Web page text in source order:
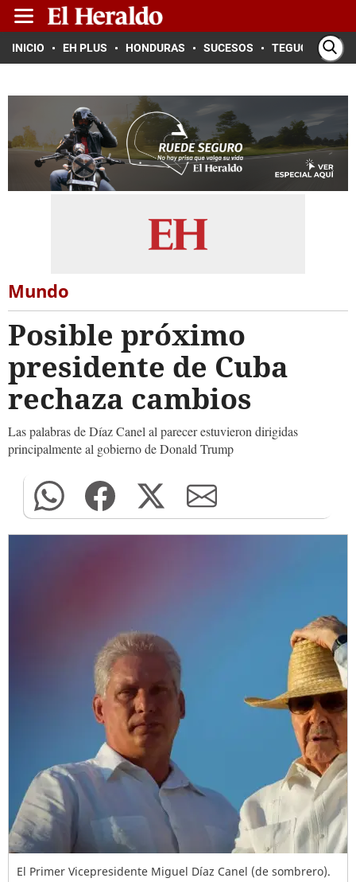
INICIO EH PLUS HONDURAS SUCESOS TEGUCIGALPA
Mundo
Posible próximo
presidente de Cuba
rechaza cambios
Las palabras de Díaz Canel al parecer estuvieron dirigidas
principalmente al gobierno de Donald Trump
El Primer Vicepresidente Miguel Díaz Canel (de sombrero).